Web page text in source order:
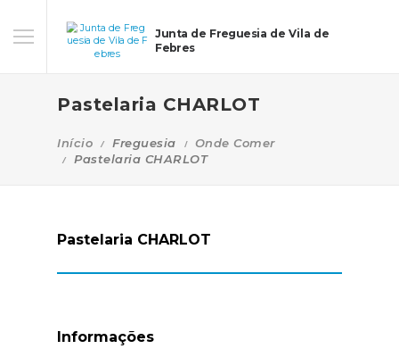
Junta de Freguesia de Vila de
Febres
Pastelaria CHARLOT
Início Freguesia
Onde Comer
Pastelaria CHARLOT
Pastelaria CHARLOT
Informações